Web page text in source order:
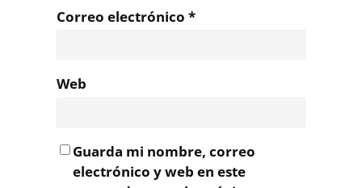
Correo electrónico *
Web
Guarda mi nombre, correo
electrónico y web en este